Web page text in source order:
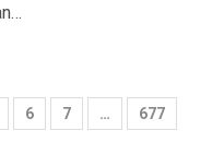
6 7 …
677